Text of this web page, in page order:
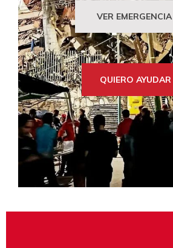
VER EMERGENCIA
QUIERO AYUDAR